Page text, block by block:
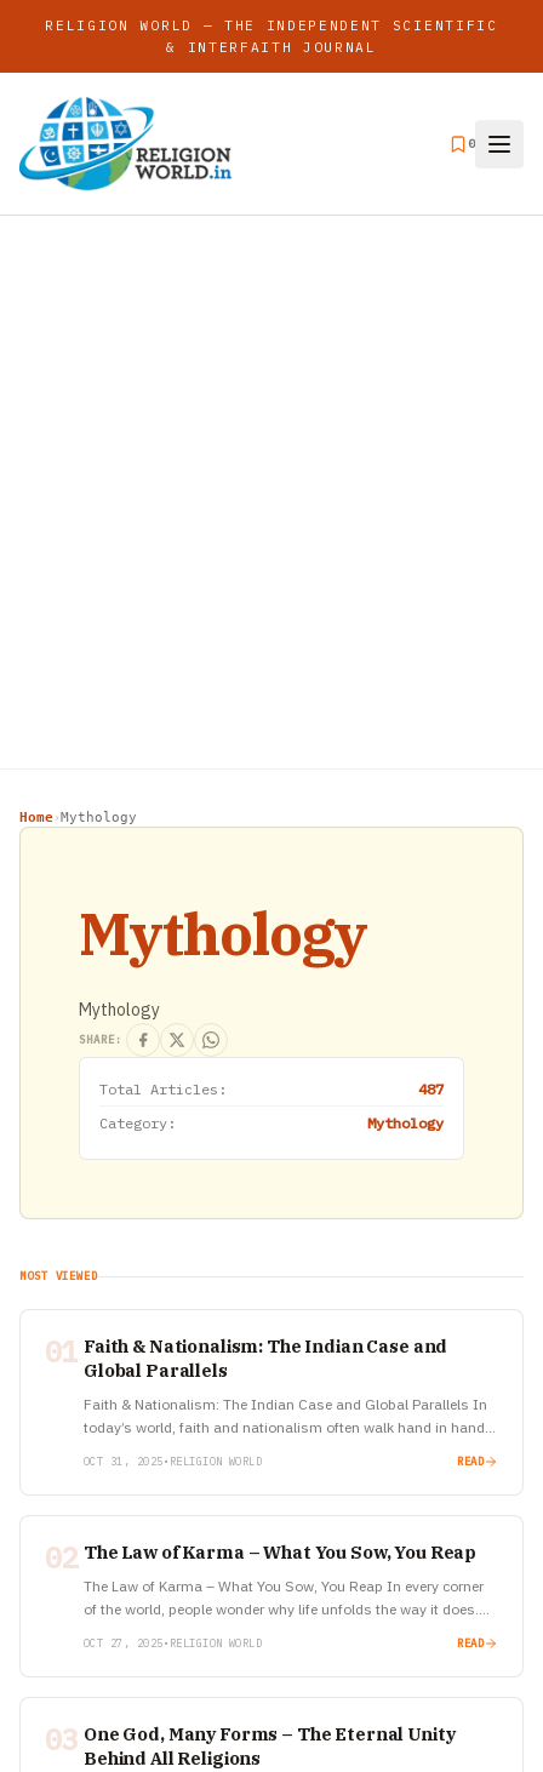
RELIGION WORLD — THE INDEPENDENT SCIENTIFIC
& INTERFAITH JOURNAL
0
Home› Mythology
Mythology
Mythology
SHARE:
Total Articles:
487
Category:
Mythology
MOST VIEWED
01 Faith & Nationalism: The Indian Case and
Global Parallels
Faith & Nationalism: The Indian Case and Global Parallels In
today’s world, faith and nationalism often walk hand in hand,
OCT 31, 2025• RELIGION WORLD READ
02 The Law of Karma – What You Sow, You Reap
The Law of Karma – What You Sow, You Reap In every corner
of the world, people wonder why life unfolds the way it does.
OCT 27, 2025• RELIGION WORLD READ
03 One God, Many Forms – The Eternal Unity
Behind All Religions